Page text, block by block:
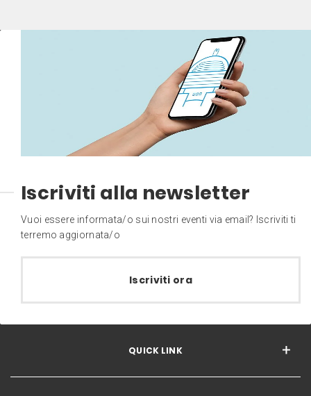
Iscriviti alla newsletter
Vuoi essere informata/o sui nostri eventi via email? Iscriviti ti
terremo aggiornata/o
Iscriviti ora
QUICK LINK